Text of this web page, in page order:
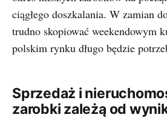
ciągłego doszkalania. W zamian
trudno skopiować weekendowym
polskim rynku długo będzie
Sprzedaż i
zarobki zależą od